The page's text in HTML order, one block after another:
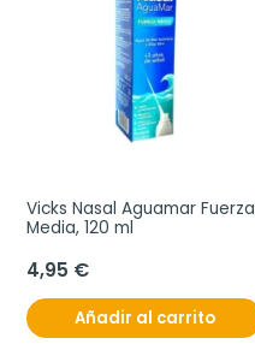
Vicks Nasal Aguamar Fuerza
Media, 120 ml
4,95 €
Añadir al carrito